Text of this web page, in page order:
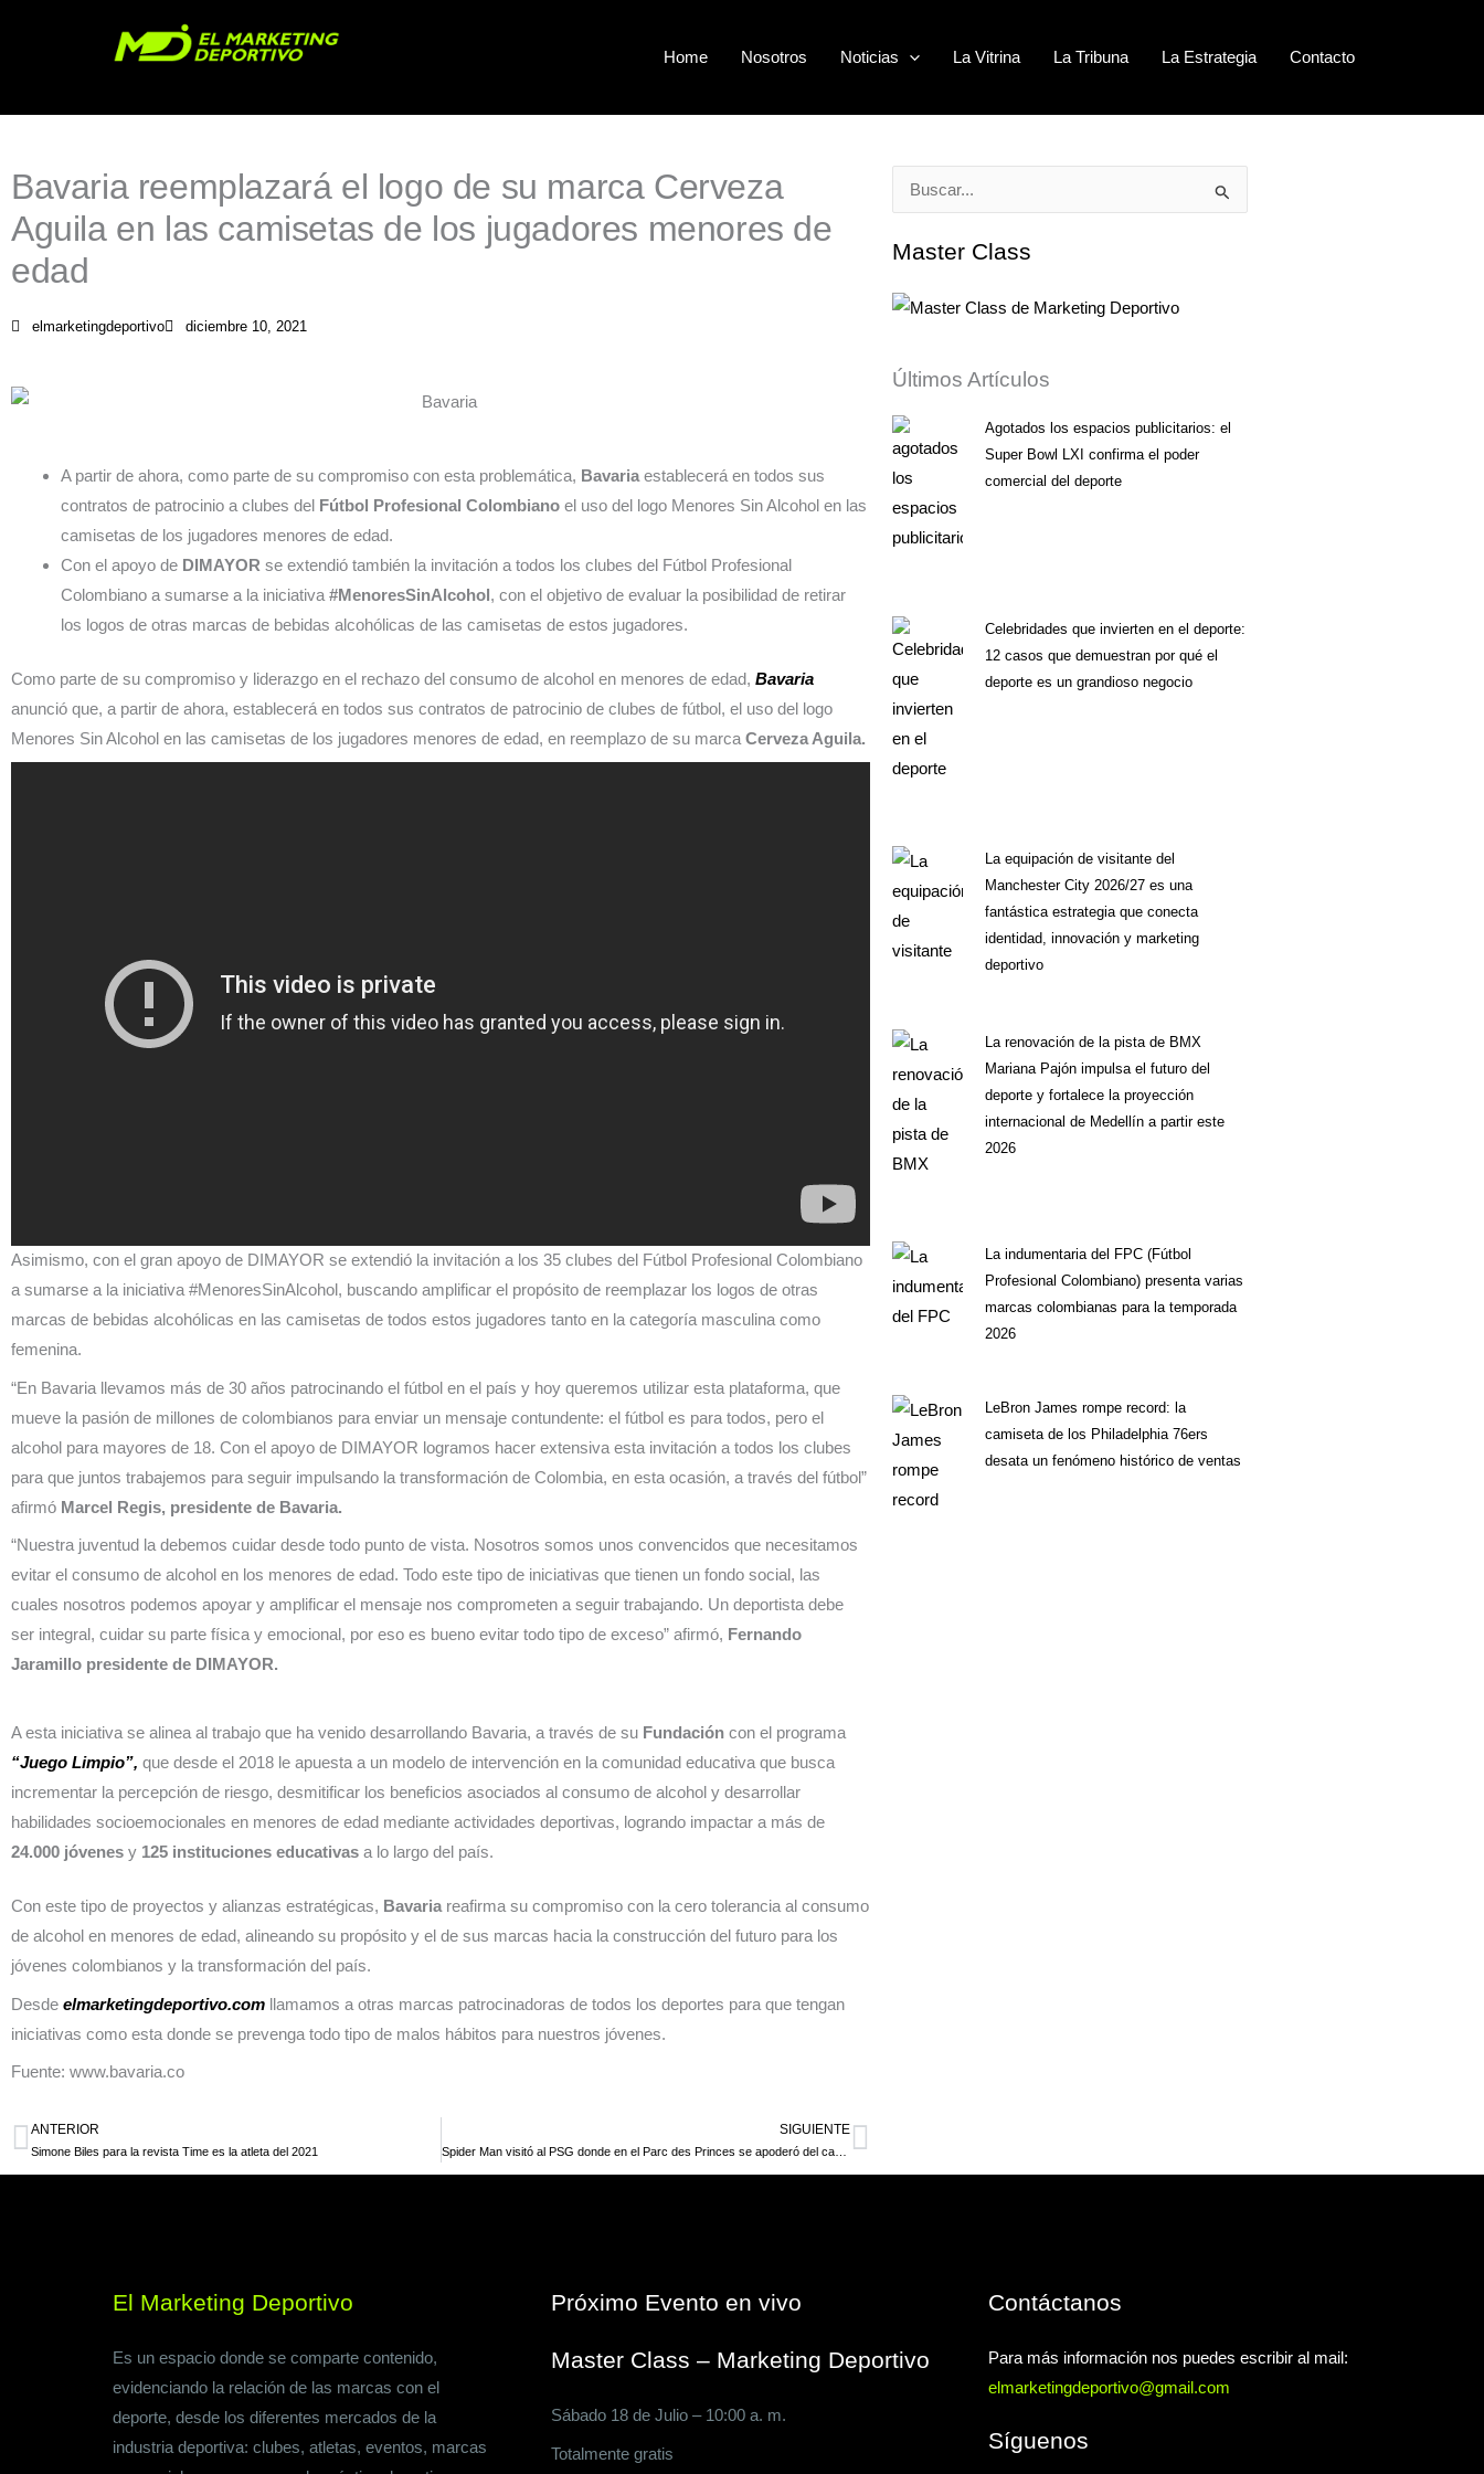
Home Nosotros Noticias La Vitrina La Tribuna La Estrategia Contacto
Bavaria reemplazará el logo de su marca Cerveza
Aguila en las camisetas de los jugadores menores de
edad
elmarketingdeportivo diciembre 10, 2021
A partir de ahora, como parte de su compromiso con esta problemática, Bavaria establecerá en todos sus
contratos de patrocinio a clubes del Fútbol Profesional Colombiano el uso del logo Menores Sin Alcohol en las
camisetas de los jugadores menores de edad.
Con el apoyo de DIMAYOR se extendió también la invitación a todos los clubes del Fútbol Profesional
Colombiano a sumarse a la iniciativa #MenoresSinAlcohol, con el objetivo de evaluar la posibilidad de retirar
los logos de otras marcas de bebidas alcohólicas de las camisetas de estos jugadores.
Como parte de su compromiso y liderazgo en el rechazo del consumo de alcohol en menores de edad, Bavaria
anunció que, a partir de ahora, establecerá en todos sus contratos de patrocinio de clubes de fútbol, el uso del logo
Menores Sin Alcohol en las camisetas de los jugadores menores de edad, en reemplazo de su marca Cerveza Aguila.
Asimismo, con el gran apoyo de DIMAYOR se extendió la invitación a los 35 clubes del Fútbol Profesional Colombiano
a sumarse a la iniciativa #MenoresSinAlcohol, buscando amplificar el propósito de reemplazar los logos de otras
marcas de bebidas alcohólicas en las camisetas de todos estos jugadores tanto en la categoría masculina como
femenina.
“En Bavaria llevamos más de 30 años patrocinando el fútbol en el país y hoy queremos utilizar esta plataforma, que
mueve la pasión de millones de colombianos para enviar un mensaje contundente: el fútbol es para todos, pero el
alcohol para mayores de 18. Con el apoyo de DIMAYOR logramos hacer extensiva esta invitación a todos los clubes
para que juntos trabajemos para seguir impulsando la transformación de Colombia, en esta ocasión, a través del fútbol”
afirmó Marcel Regis, presidente de Bavaria.
“Nuestra juventud la debemos cuidar desde todo punto de vista. Nosotros somos unos convencidos que necesitamos
evitar el consumo de alcohol en los menores de edad. Todo este tipo de iniciativas que tienen un fondo social, las
cuales nosotros podemos apoyar y amplificar el mensaje nos comprometen a seguir trabajando. Un deportista debe
ser integral, cuidar su parte física y emocional, por eso es bueno evitar todo tipo de exceso” afirmó, Fernando
Jaramillo presidente de DIMAYOR.
A esta iniciativa se alinea al trabajo que ha venido desarrollando Bavaria, a través de su Fundación con el programa
“Juego Limpio”, que desde el 2018 le apuesta a un modelo de intervención en la comunidad educativa que busca
incrementar la percepción de riesgo, desmitificar los beneficios asociados al consumo de alcohol y desarrollar
habilidades socioemocionales en menores de edad mediante actividades deportivas, logrando impactar a más de
24.000 jóvenes y 125 instituciones educativas a lo largo del país.
Con este tipo de proyectos y alianzas estratégicas, Bavaria reafirma su compromiso con la cero tolerancia al consumo
de alcohol en menores de edad, alineando su propósito y el de sus marcas hacia la construcción del futuro para los
jóvenes colombianos y la transformación del país.
Desde elmarketingdeportivo.com llamamos a otras marcas patrocinadoras de todos los deportes para que tengan
iniciativas como esta donde se prevenga todo tipo de malos hábitos para nuestros jóvenes.
Fuente: www.bavaria.co
Ant
ANTERIOR
Simone Biles para la revista Time es la atleta del 2021
SIGUIENTE
Spider Man visitó al PSG donde en el Parc des Princes se apoderó del camerino Siguiente
Buscar
Master Class
Últimos Artículos
Agotados los espacios publicitarios: el
Super Bowl LXI confirma el poder
comercial del deporte
Celebridades que invierten en el deporte:
12 casos que demuestran por qué el
deporte es un grandioso negocio
La equipación de visitante del
Manchester City 2026/27 es una
fantástica estrategia que conecta
identidad, innovación y marketing
deportivo
La renovación de la pista de BMX
Mariana Pajón impulsa el futuro del
deporte y fortalece la proyección
internacional de Medellín a partir este
2026
La indumentaria del FPC (Fútbol
Profesional Colombiano) presenta varias
marcas colombianas para la temporada
2026
LeBron James rompe record: la
camiseta de los Philadelphia 76ers
desata un fenómeno histórico de ventas
El Marketing Deportivo
Es un espacio donde se comparte contenido,
evidenciando la relación de las marcas con el
deporte, desde los diferentes mercados de la
industria deportiva: clubes, atletas, eventos, marcas
Próximo Evento en vivo
Master Class – Marketing Deportivo
Sábado 18 de Julio – 10:00 a. m.
Totalmente gratis
Contáctanos
Para más información nos puedes escribir al mail:
elmarketingdeportivo@gmail.com
Síguenos